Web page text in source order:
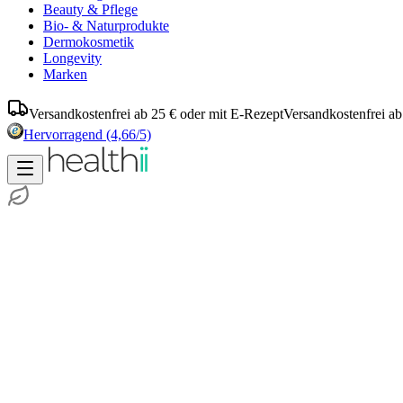
Beauty & Pflege
Bio- & Naturprodukte
Dermokosmetik
Longevity
Marken
Versandkostenfrei ab 25 € oder mit E-RezeptVersandkostenfrei
Hervorragend (4,66/5)